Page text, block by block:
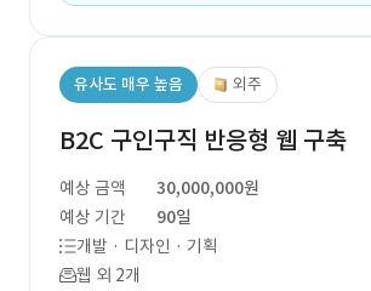
유사도 매우 높음 외주
B2C 구인구직 반응형 웹 구축
예상 금액
30,000,000원
예상 기간
90일
개발 · 디자인 · 기획
웹 외 2개